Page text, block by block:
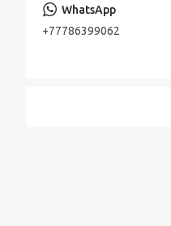
Стальная лента
Консольно-
Шестерённые
+77786399062